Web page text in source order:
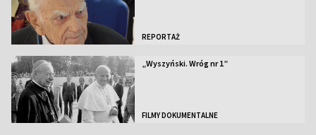
REPORTAŻ
„Wyszyński. Wróg nr 1”
FILMY DOKUMENTALNE